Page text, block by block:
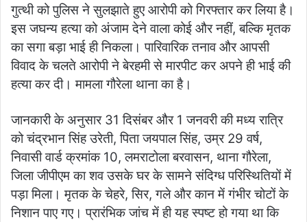
गुत्थी को पुलिस ने सुलझाते हुए आरोपी को गिरफ्तार कर लिया है।
इस जघन्य हत्या को अंजाम देने वाला कोई और नहीं, बल्कि मृतक
का सगा बड़ा भाई ही निकला। पारिवारिक तनाव और आपसी
विवाद के चलते आरोपी ने बेरहमी से मारपीट कर अपने ही भाई की
हत्या कर दी। मामला गौरेला थाना का है।
जानकारी के अनुसार 31 दिसंबर और 1 जनवरी की मध्य रात्रि
को चंद्रभान सिंह उरेती, पिता जयपाल सिंह, उम्र 29 वर्ष,
निवासी वार्ड क्रमांक 10, लमराटोला बरवासन, थाना गौरेला,
जिला जीपीएम का शव उसके घर के सामने संदिग्ध परिस्थितियों में
पड़ा मिला। मृतक के चेहरे, सिर, गले और कान में गंभीर चोटों के
निशान पाए गए। प्रारंभिक जांच में ही यह स्पष्ट हो गया था कि